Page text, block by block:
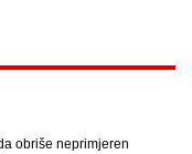
obriše neprimjeren